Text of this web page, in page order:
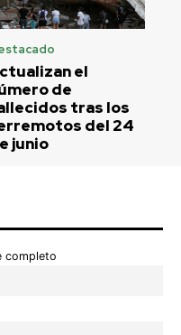
el
de
tras los
del 24
junio
completo